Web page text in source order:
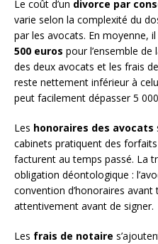
Le coût d’un divorce par
varie selon la complexité du
par les avocats. En moyenne,
500 euros pour l’ensemble
des deux avocats et les frais
reste nettement inférieur à
peut facilement dépasser 5
Les honoraires des avocats
cabinets pratiquent des
facturent au temps passé. La
obligation déontologique :
convention d’honoraires
attentivement avant de signer.
Les frais de notaire